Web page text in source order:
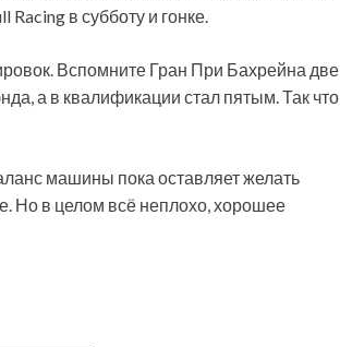
в субботу и гонке.
Вспомните Гран При Бахрейна две
а в квалификации стал пятым. Так что
машины пока оставляет желать
Но в целом всё неплохо, хорошее